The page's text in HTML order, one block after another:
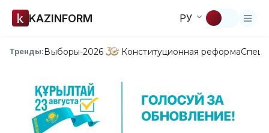
KAZINFORM РУ
Тренды:Выборы-2026 Конституционная реформа